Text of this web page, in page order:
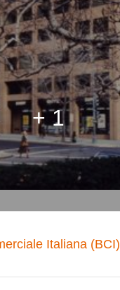
+ 1
Italiana (BCI)